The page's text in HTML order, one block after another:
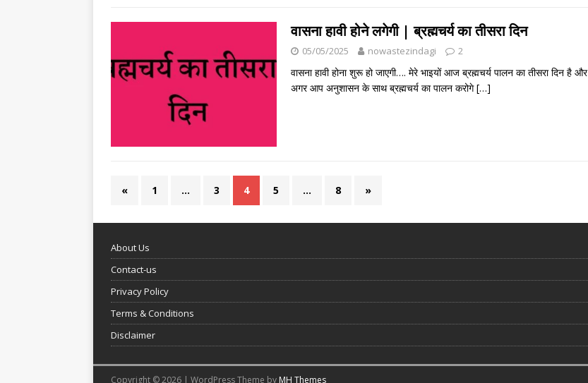
वासना हावी होने लगेगी | ब्रह्मचर्य का तीसरा दिन
05/05/2025 nowastezindagi 2
वासना हावी होना शुरू हो जाएगी…. मेरे भाइयों आज ब्रह्मचर्य पालन का तीसरा दिन है और
अगर आप अनुशासन के साथ ब्रह्मचर्य का पालन करोगे[…]
« 1 … 3 4 5 … 8 »
About Us
Contact-us
Privacy Policy
Terms & Conditions
Disclaimer
Copyright © 2026 | WordPress Theme by MH Themes